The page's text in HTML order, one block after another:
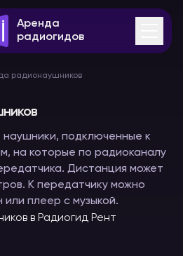
Аренда
радиогидов
радионаушников
подключенные к
на которые по радиоканалу
Дистанция может
К передатчику можно
плеер с музыкой.